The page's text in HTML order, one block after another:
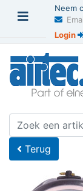
Neem
Login
U bevindt zich
Terug